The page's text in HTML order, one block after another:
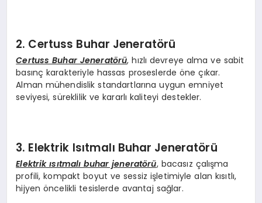
2. Certuss Buhar Jeneratörü
Certuss Buhar Jeneratörü, hızlı devreye alma ve sabit
basınç karakteriyle hassas proseslerde öne çıkar.
Alman mühendislik standartlarına uygun emniyet
seviyesi, süreklilik ve kararlı kaliteyi destekler.
3. Elektrik Isıtmalı Buhar Jeneratörü
Elektrik ısıtmalı buhar jeneratörü, bacasız çalışma
profili, kompakt boyut ve sessiz işletimiyle alan kısıtlı,
hijyen öncelikli tesislerde avantaj sağlar.